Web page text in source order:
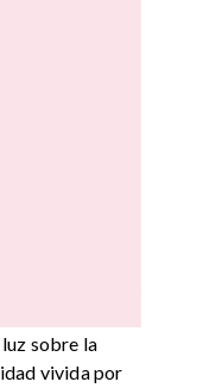
sobre la
vivida por